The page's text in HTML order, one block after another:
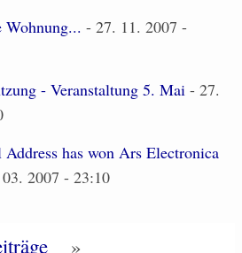
Wohnung... - 27. 11. 2007 -
- Veranstaltung 5. Mai - 27.
has won Ars Electronica
2007 - 23:10
»